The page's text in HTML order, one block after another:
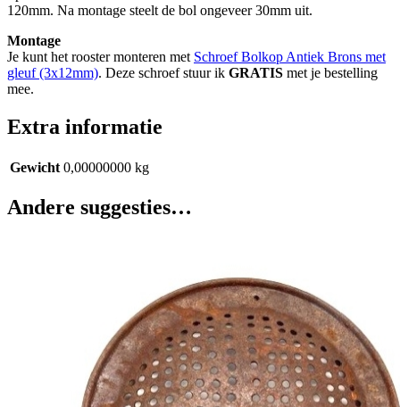
120mm. Na montage steelt de bol ongeveer 30mm uit.
Montage
Je kunt het rooster monteren met Schroef Bolkop Antiek Brons met
gleuf (3x12mm). Deze schroef stuur ik GRATIS met je bestelling
mee.
Extra informatie
Gewicht 0,00000000 kg
Andere suggesties…